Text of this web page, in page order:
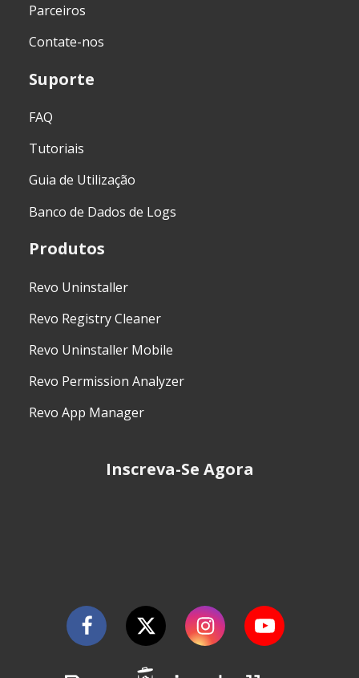
Parceiros
Contate-nos
Suporte
FAQ
Tutoriais
Guia de Utilização
Banco de Dados de Logs
Produtos
Revo Uninstaller
Revo Registry Cleaner
Revo Uninstaller Mobile
Revo Permission Analyzer
Revo App Manager
Inscreva-Se Agora